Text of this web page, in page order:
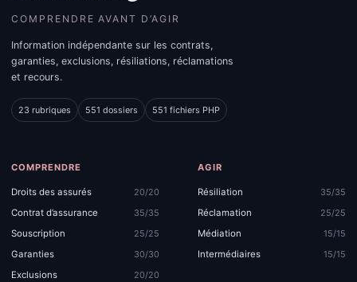
COMPRENDRE AVANT D’AGIR
Information indépendante sur les contrats,
garanties, exclusions, résiliations, réclamations
et recours.
23 rubriques 551 dossiers 551 fichiers PHP
COMPRENDRE
Droits des assurés
20/20
Contrat d’assurance
35/35
Souscription
25/25
Garanties
30/30
Exclusions
20/20
AGIR
Résiliation
35/35
Réclamation
25/25
Médiation
15/15
Intermédiaires
15/15